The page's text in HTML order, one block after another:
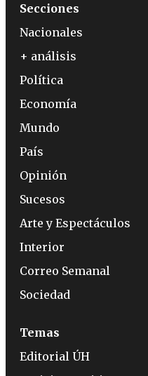
Secciones
Nacionales
+ análisis
Política
Economía
Mundo
País
Opinión
Sucesos
Arte y Espectáculos
Interior
Correo Semanal
Sociedad
Temas
Editorial ÚH